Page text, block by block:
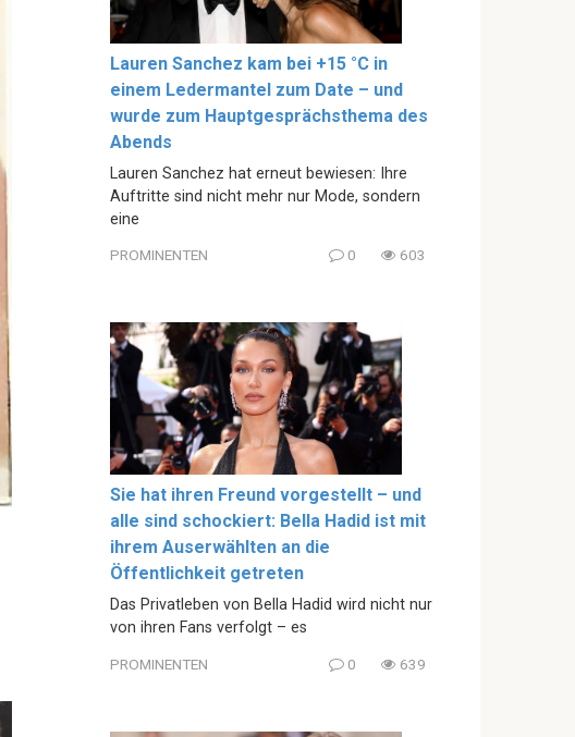
Lauren Sanchez kam bei +15 °C in
einem Ledermantel zum Date – und
wurde zum Hauptgesprächsthema des
Abends
Lauren Sanchez hat erneut bewiesen: Ihre
Auftritte sind nicht mehr nur Mode, sondern
eine
PROMINENTEN 0 603
Sie hat ihren Freund vorgestellt – und
alle sind schockiert: Bella Hadid ist mit
ihrem Auserwählten an die
Öffentlichkeit getreten
Das Privatleben von Bella Hadid wird nicht nur
von ihren Fans verfolgt – es
PROMINENTEN 0 639